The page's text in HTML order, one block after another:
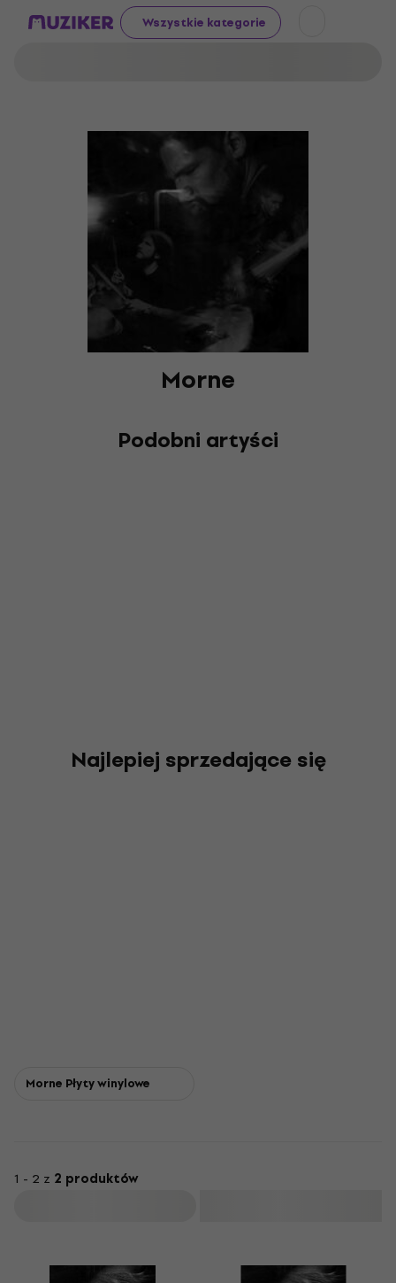
Wszystkie kategorie
Morne
Podobni artyści
Najlepiej sprzedające się
Morne Płyty winylowe
1 - 2 z 2 produktów